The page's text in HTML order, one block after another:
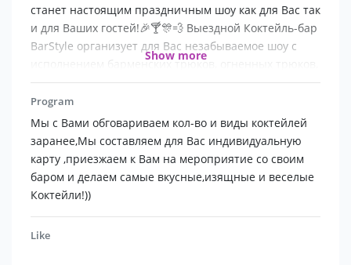
станет настоящим праздничным шоу как для Вас так
и для Ваших гостей!🎉🍸🎊💨 Выездной Коктейль-бар
BarStyle организует для Вас незабываемое шоу с
исполнением барменских трюков, огненных трюков,
создаст атмосферу настоящего праздника и
приготовит специально для вас и ваших гостей
превосходные коктейли!
Мы команда Выездного коктейль бара 🍸🍹и бармен
шоу🎉 в Сочи и Красной поляне BarStyle
подготовили для Вас к Новогодним праздникам 🎄
Новые программы Шоу и другие услуги Выездного
ПИШИТЕ!!!
Show more
Program
Мы с Вами обговариваем кол-во и виды коктейлей
заранее,Мы составляем для Вас индивидуальную
карту ,приезжаем к Вам на мероприятие со своим
баром и делаем самые вкусные,изящные и веселые
Коктейли!))
Like